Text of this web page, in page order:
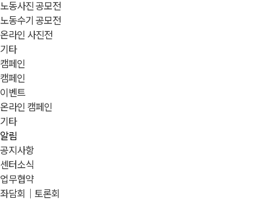
노동사진 공모전
노동수기 공모전
온라인 사진전
기타
캠페인
캠페인
이벤트
온라인 캠페인
기타
알림
공지사항
센터소식
업무협약
좌담회｜토론회